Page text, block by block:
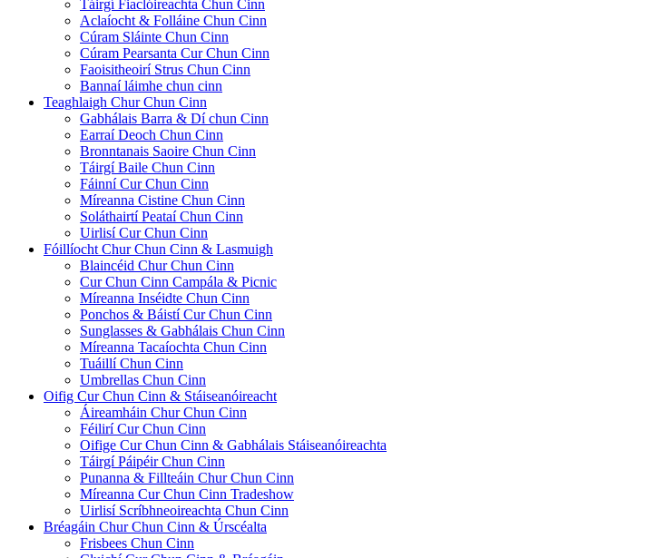
Táirgí Fiaclóireachta Chun Cinn
Aclaíocht & Folláine Chun Cinn
Cúram Sláinte Chun Cinn
Cúram Pearsanta Cur Chun Cinn
Faoisitheoirí Strus Chun Cinn
Bannaí láimhe chun cinn
Teaghlaigh Chur Chun Cinn
Gabhálais Barra & Dí chun Cinn
Earraí Deoch Chun Cinn
Bronntanais Saoire Chun Cinn
Táirgí Baile Chun Cinn
Fáinní Cur Chun Cinn
Míreanna Cistine Chun Cinn
Soláthairtí Peataí Chun Cinn
Uirlisí Cur Chun Cinn
Fóillíocht Chur Chun Cinn & Lasmuigh
Blaincéid Chur Chun Cinn
Cur Chun Cinn Campála & Picnic
Míreanna Inséidte Chun Cinn
Ponchos & Báistí Cur Chun Cinn
Sunglasses & Gabhálais Chun Cinn
Míreanna Tacaíochta Chun Cinn
Tuáillí Chun Cinn
Umbrellas Chun Cinn
Oifig Cur Chun Cinn & Stáiseanóireacht
Áireamháin Chur Chun Cinn
Féilirí Cur Chun Cinn
Oifige Cur Chun Cinn & Gabhálais Stáiseanóireachta
Táirgí Páipéir Chun Cinn
Punanna & Fillteáin Chur Chun Cinn
Míreanna Cur Chun Cinn Tradeshow
Uirlisí Scríbhneoireachta Chun Cinn
Bréagáin Chur Chun Cinn & Úrscéalta
Frisbees Chun Cinn